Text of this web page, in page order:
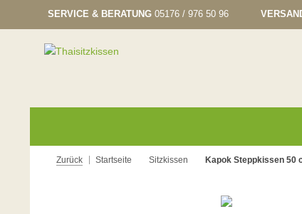
SERVICE & BERATUNG 05176 / 976 50 96
Zurück Startseite Sitzkissen Kapok Steppkissen 50